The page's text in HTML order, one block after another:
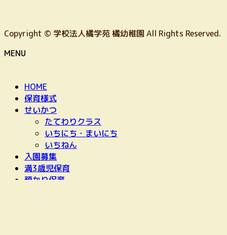
Copyright © 学校法人橘学苑 橘幼稚園 All Rights Reserved.
MENU
HOME
保育様式
せいかつ
たてわりクラス
いちにち・まいにち
いちねん
入園募集
満3歳児保育
預かり保育